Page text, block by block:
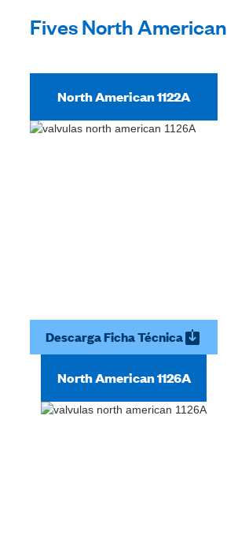
Fives North American
North American 1122A
Descarga Ficha Técnica
North American 1126A